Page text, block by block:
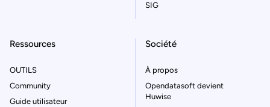
SIG
Ressources
OUTILS
Community
Guide utilisateur
Société
À propos
Opendatasoft devient
Huwise